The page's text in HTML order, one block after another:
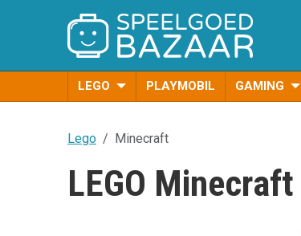
LEGO PLAYMOBIL GAMING
Lego Minecraft
LEGO